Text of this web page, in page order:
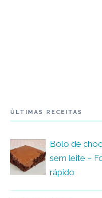
ÚLTIMAS RECEITAS
Bolo de
sem leite –
rápido